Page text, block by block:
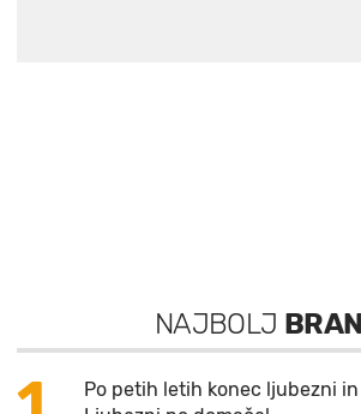
NAJBOLJ
Po petih letih konec ljubezni